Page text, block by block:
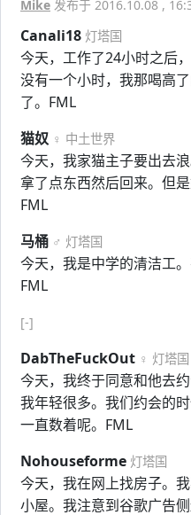
Mike 发布于 2016.10.08 ,
Canali18 灯塔国
今天，工作了24小时之后
没有一个小时，我那喝高
了。FML
猫奴 ♀ 中土世界
今天，我家猫主子要出去
拿了点东西然后回来。但
FML
马桶 ♂ 灯塔国
今天，我是中学的清洁工
FML
[-]
DabTheFuckOut ♀ 灯塔国
今天，我终于同意和他去
我年轻很多。我们约会的
一直数着呢。FML
Nohouseforme 灯塔国
今天，我在网上找房子。
小屋。我注意到谷歌广告